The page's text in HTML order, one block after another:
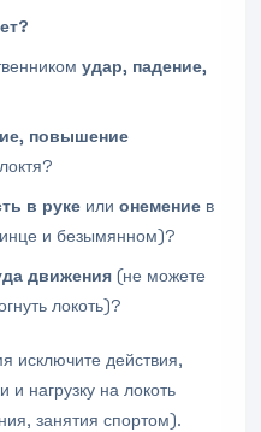
удар, падение,
повышение
в руке илионемение в
и безымянном)?
движения (не можете
локоть)?
исключите действия,
нагрузку на локоть
занятия спортом).